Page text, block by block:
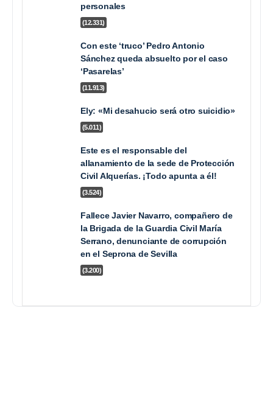
personales
(12.331)
Con este ‘truco’ Pedro Antonio
Sánchez queda absuelto por el caso
‘Pasarelas’
(11.913)
Ely: «Mi desahucio será otro suicidio»
(5.011)
Este es el responsable del
allanamiento de la sede de Protección
Civil Alquerías. ¡Todo apunta a él!
(3.524)
Fallece Javier Navarro, compañero de
la Brigada de la Guardia Civil María
Serrano, denunciante de corrupción
en el Seprona de Sevilla
(3.200)
Con este ‘truco’ Pedro Antonio Sánchez queda
absuelto por el caso ‘Pasarelas’
Luto sin fronteras
Un grave error del Servicio Murciano de Salud